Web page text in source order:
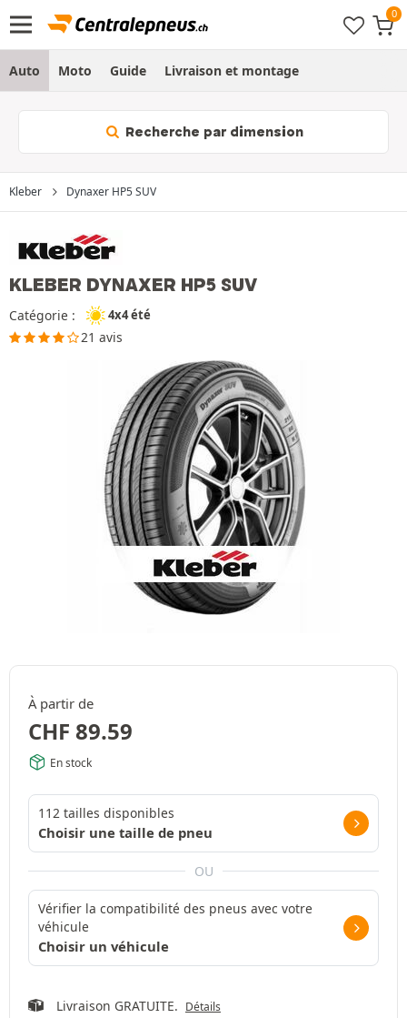
Auto Moto Guide Livraison et montage
Recherche par dimension
Kleber Dynaxer HP5 SUV
KLEBER DYNAXER HP5 SUV
Catégorie : 4x4 été
21 avis
À partir de
CHF 89.59
En stock
112 tailles disponibles
Choisir une taille de pneu
OU
Vérifier la compatibilité des pneus avec votre
véhicule
Choisir un véhicule
Livraison GRATUITE. Détails